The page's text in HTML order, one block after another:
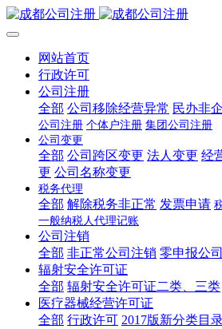
网站首页
行政许可
公司注册
全部 公司移除经营异常 民办非
公司注册 个体户注册 集团公司注册
公司变更
全部 公司跨区变更 法人变更 经
更 公司名称变更
税务代理
全部 解除税务非正常 发票申请
一般纳税人代理记账
公司注销
全部 非正常公司注销 零申报公
辐射安全许可证
全部 辐射安全许可证二类、三类
医疗器械经营许可证
全部 行政许可 2017版新分类目